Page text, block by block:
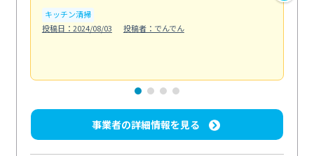
キッチン清掃
投稿日：2024/08/03
投稿者：でんでん
事業者の詳細情報を見る